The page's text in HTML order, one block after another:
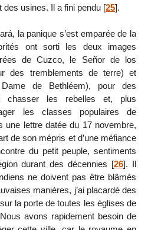
des usines. Il a fini pendu [25].
la panique s’est emparée de la
ont sorti les deux images
de Cuzco, le Señor de los
des tremblements de terre) et
de Bethléem), pour des
chasser les rebelles et, plus
les classes populaires de
une lettre datée du 17 novembre,
de son mépris et d’une méfiance
du petit peuple, sentiments
durant des décennies [26]. Il
ne doivent pas être blâmés
manières, j’ai placardé des
la porte de toutes les églises de
avons rapidement besoin de